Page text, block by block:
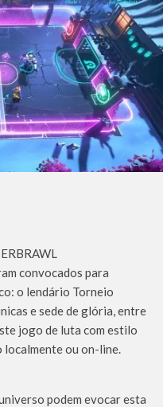
convocados para
o lendário Torneio
e sede de glória, entre
jogo de luta com estilo
ou on-line.
podem evocar esta